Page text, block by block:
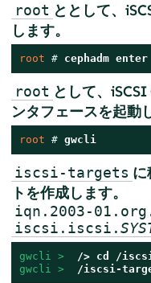
root ととして、
します。
root # cephadm
root として、
ンタフェースを起動
root # gwcli
iscsi-targets に
トを作成します。
iqn.2003-
iscsi.iscsi.
gwcli >
gwcli >
/iscsi-